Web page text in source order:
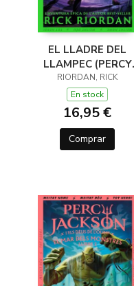
EL LLADRE DEL
LLAMPEC (PERCY
JACKSON I ELS DÉUS
DE L'OLIMP 1)
RIORDAN, RICK
En stock
16,95 €
Comprar